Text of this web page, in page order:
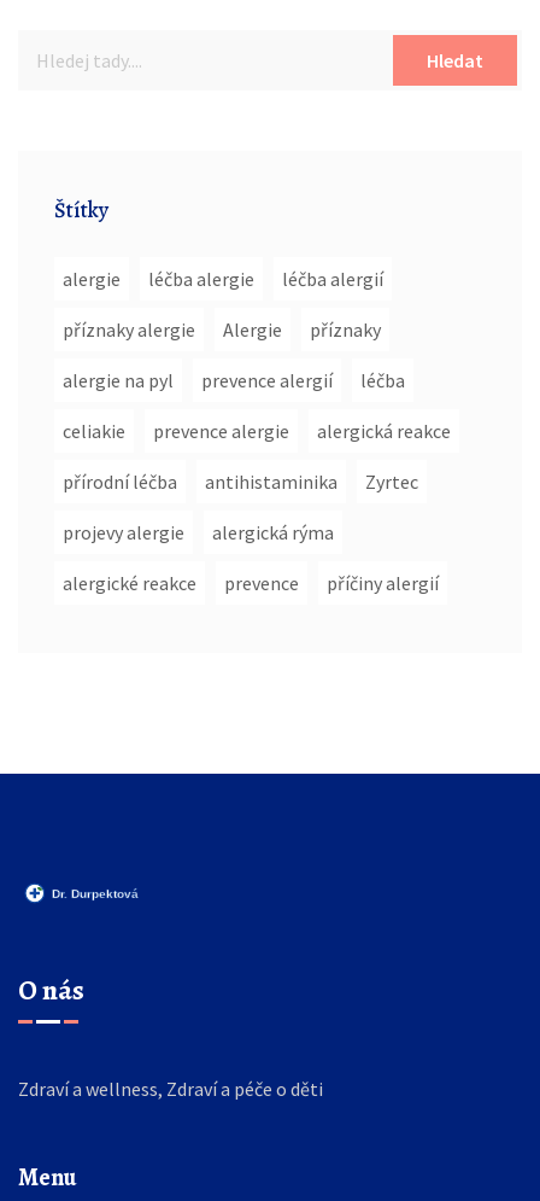
Hledat
Štítky
alergie léčba alergie léčba alergií
příznaky alergie Alergie příznaky
alergie na pyl prevence alergií léčba
celiakie prevence alergie alergická reakce
přírodní léčba antihistaminika Zyrtec
projevy alergie alergická rýma
alergické reakce prevence příčiny alergií
O nás
Zdraví a wellness, Zdraví a péče o děti
Menu